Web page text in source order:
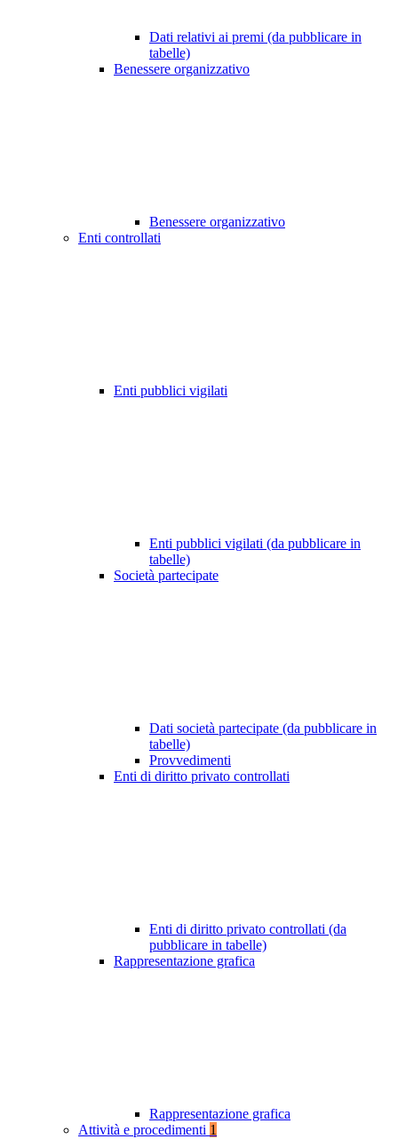
Dati relativi ai premi (da pubblicare in
tabelle)
Benessere organizzativo
Benessere organizzativo
Enti controllati
Enti pubblici vigilati
Enti pubblici vigilati (da pubblicare in
tabelle)
Società partecipate
Dati società partecipate (da pubblicare in
tabelle)
Provvedimenti
Enti di diritto privato controllati
Enti di diritto privato controllati (da
pubblicare in tabelle)
Rappresentazione grafica
Rappresentazione grafica
Attività e procedimenti 1